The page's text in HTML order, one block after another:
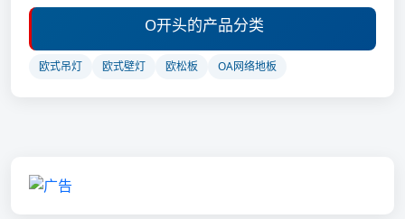
O开头的产品分类
欧式吊灯 欧式壁灯 欧松板 OA网络地板